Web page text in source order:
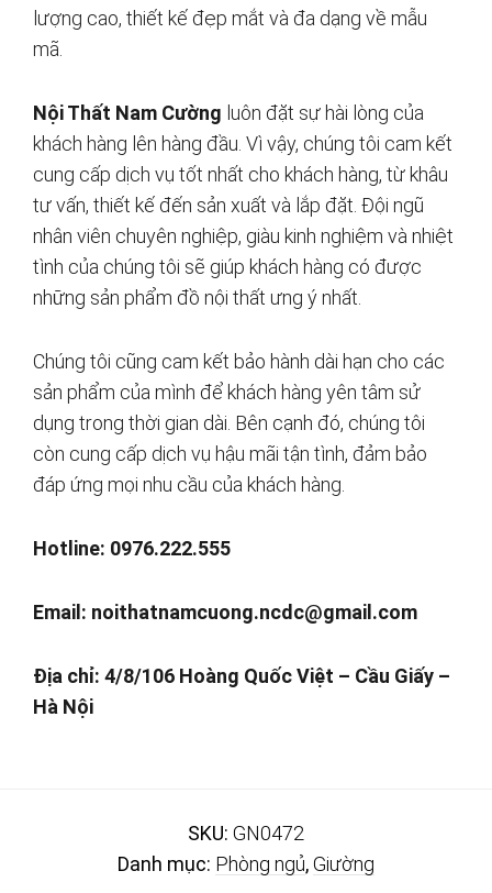
lượng cao, thiết kế đẹp mắt và đa dạng về mẫu
mã.
Nội Thất Nam Cường luôn đặt sự hài lòng của
khách hàng lên hàng đầu. Vì vậy, chúng tôi cam kết
cung cấp dịch vụ tốt nhất cho khách hàng, từ khâu
tư vấn, thiết kế đến sản xuất và lắp đặt. Đội ngũ
nhân viên chuyên nghiệp, giàu kinh nghiệm và nhiệt
tình của chúng tôi sẽ giúp khách hàng có được
những sản phẩm đồ nội thất ưng ý nhất.
Chúng tôi cũng cam kết bảo hành dài hạn cho các
sản phẩm của mình để khách hàng yên tâm sử
dụng trong thời gian dài. Bên cạnh đó, chúng tôi
còn cung cấp dịch vụ hậu mãi tận tình, đảm bảo
đáp ứng mọi nhu cầu của khách hàng.
Hotline: 0976.222.555
Email: noithatnamcuong.ncdc@gmail.com
Địa chỉ: 4/8/106 Hoàng Quốc Việt – Cầu Giấy –
Hà Nội
SKU: GN0472
Danh mục: Phòng ngủ,Giường